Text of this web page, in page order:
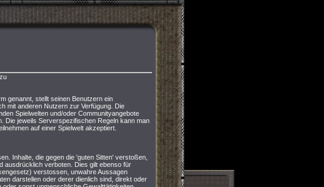
17.05.2011 um 16:51
genannt, stellt seinen Benutzern ein
mit anderen Nutzern zur Verfügung. Die
Spielwelten und/oder Communityangebote
Die jeweils Serverspezifischen Regeln kann man
auf einer Spielwelt akzeptiert.
Inhalte, die gegen die 'guten Sitten' verstoßen,
ausdrücklich verboten. Dies gilt ebenso für
verstossen, unwahre Aussagen
darstellen oder derer dienlich sind, direkt oder